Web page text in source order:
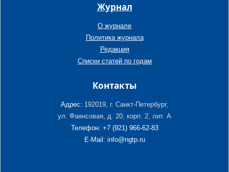
Журнал
О журнале
Политика журнала
Редакция
Списки статей по годам
Контакты
Адрес: 192019, г. Санкт-Петербург,
ул. Фаянсовая, д. 20, корп. 2, лит. А
Телефон: +7 (921) 966-62-83
E-Mail: info@ngtp.ru